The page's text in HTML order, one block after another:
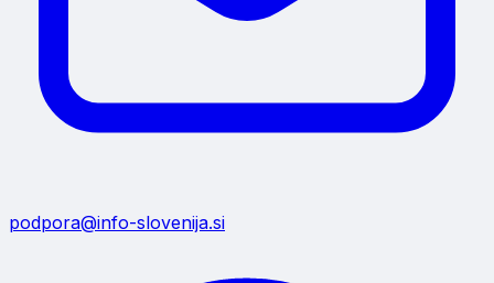
podpora@info-slovenija.si